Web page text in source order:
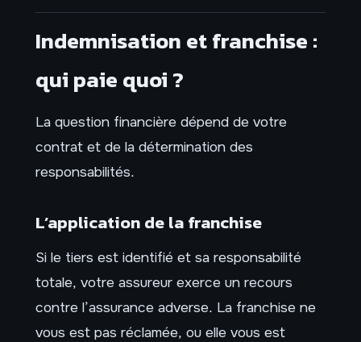
Indemnisation et franchise :
qui paie quoi ?
La question financière dépend de votre
contrat et de la détermination des
responsabilités.
L’application de la franchise
Si le tiers est identifié et sa responsabilité
totale, votre assureur exerce un recours
contre l’assurance adverse. La franchise ne
vous est pas réclamée, ou elle vous est